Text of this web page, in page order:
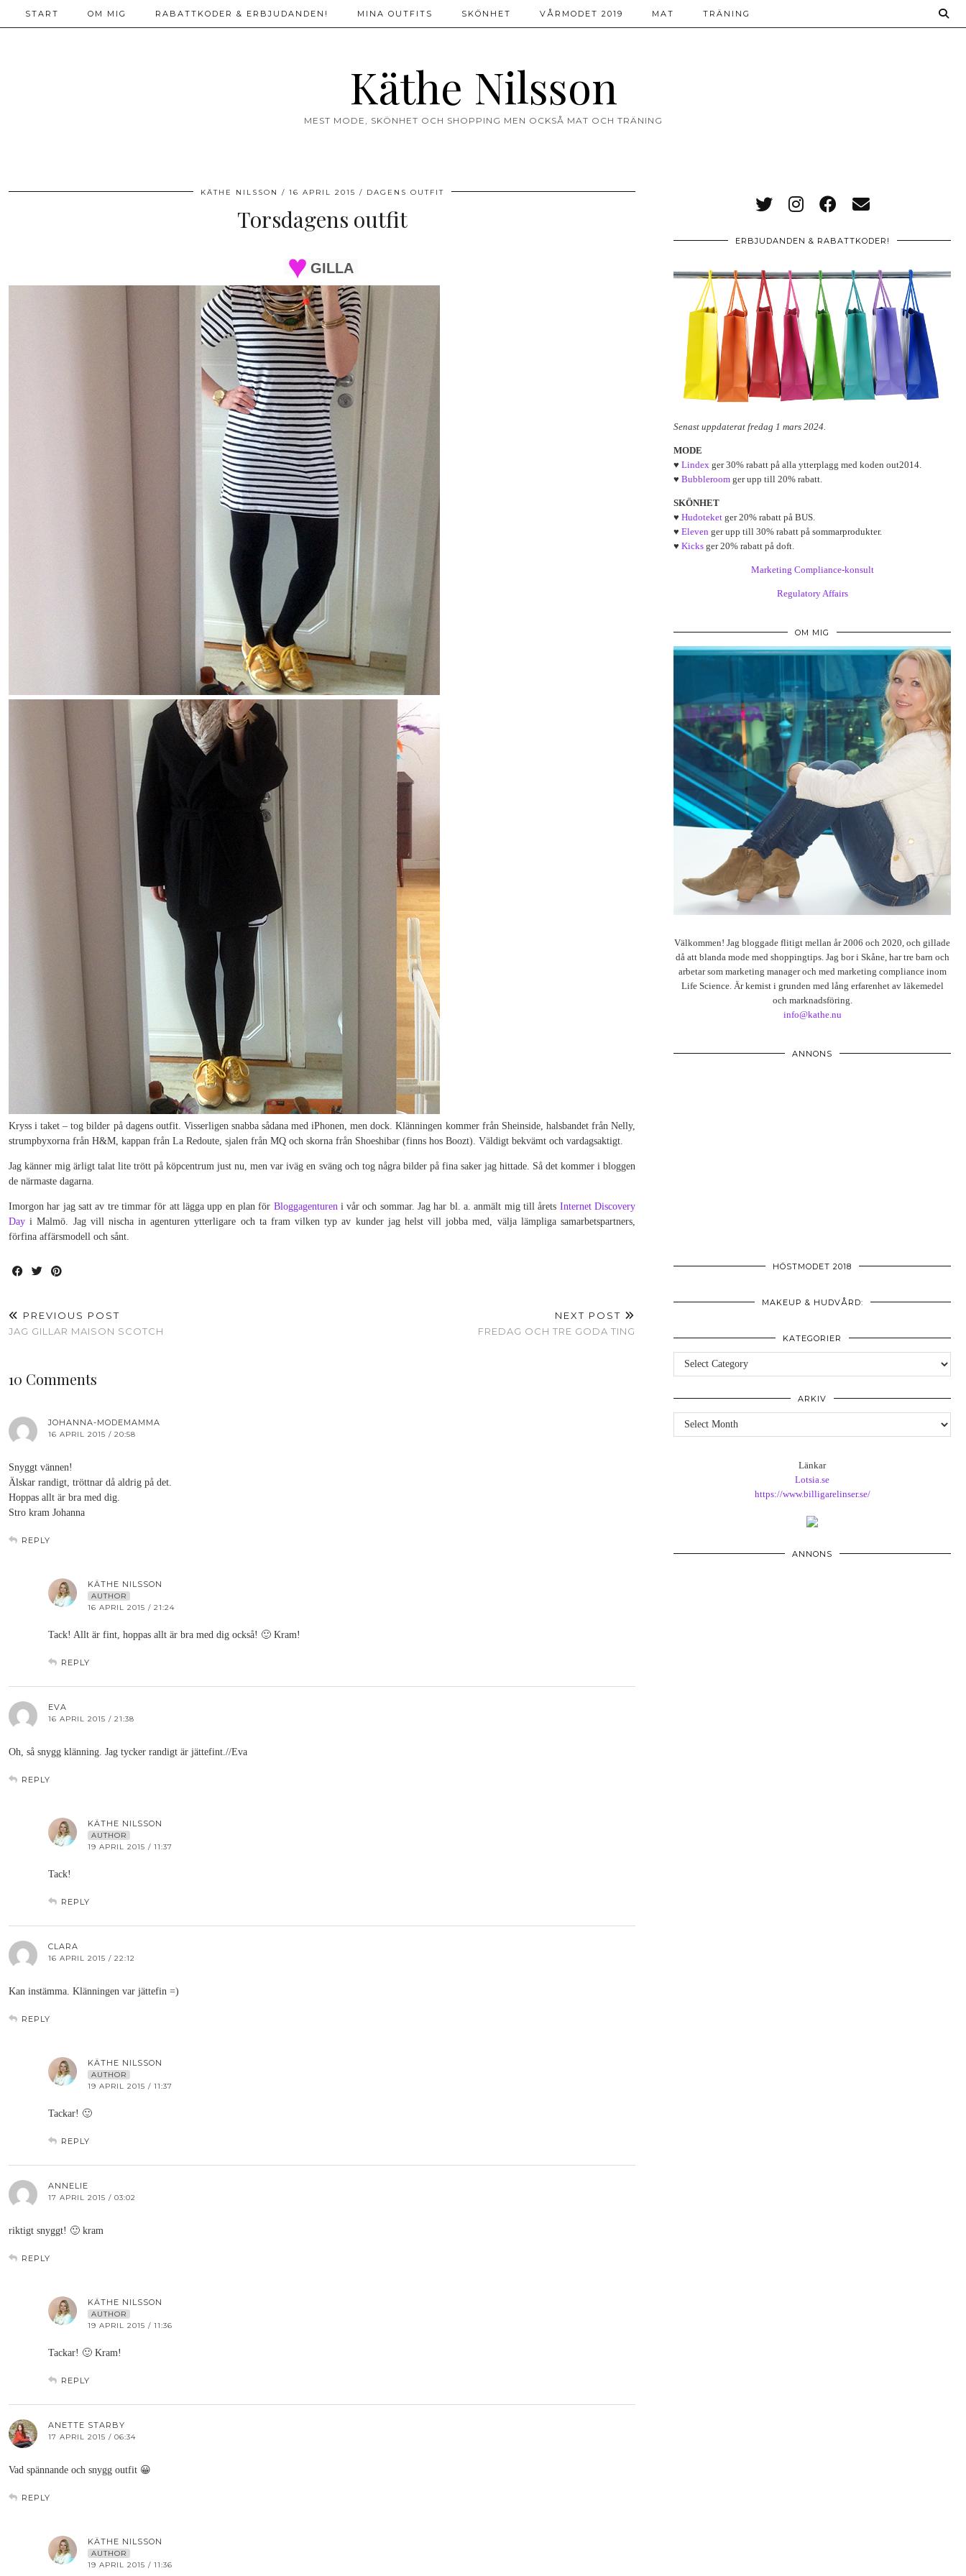
Käthe Nilsson
MEST MODE, SKÖNHET OCH SHOPPING MEN OCKSÅ MAT OCH TRÄNING
START OM MIG RABATTKODER & ERBJUDANDEN! MINA OUTFITS SKÖNHET VÅRMODET 2019 MAT TRÄNING
KÄTHE NILSSON 16 APRIL 2015 DAGENS OUTFIT
Torsdagens outfit
GILLA
Kryss i taket – tog bilder på dagens outfit. Visserligen snabba sådana med iPhonen, men dock. Klänningen kommer från Sheinside, halsbandet från Nelly,
strumpbyxorna från H&M, kappan från La Redoute, sjalen från MQ och skorna från Shoeshibar (finns hos Boozt). Väldigt bekvämt och vardagsaktigt.
Jag känner mig ärligt talat lite trött på köpcentrum just nu, men var iväg en sväng och tog några bilder på fina saker jag hittade. Så det kommer i bloggen
de närmaste dagarna.
Imorgon har jag satt av tre timmar för att lägga upp en plan för Bloggagentureni vår och sommar. Jag har bl. a. anmält mig till årets Internet Discovery
Day i Malmö. Jag vill nischa in agenturen ytterligare och ta fram vilken typ av kunder jag helst vill jobba med, välja lämpliga samarbetspartners,
förfina affärsmodell och sånt.
PREVIOUS POST
JAG GILLAR MAISON SCOTCH
NEXT POST
FREDAG OCH TRE GODA TING
10 Comments
JOHANNA-MODEMAMMA
16 APRIL 2015 / 20:58
Snyggt vännen!
Älskar randigt, tröttnar då aldrig på det.
Hoppas allt är bra med dig.
Stro kram Johanna
REPLY
KÄTHE NILSSON
AUTHOR
16 APRIL 2015 / 21:24
Tack! Allt är fint, hoppas allt är bra med dig också! 🙂 Kram!
REPLY
EVA
16 APRIL 2015 / 21:38
Oh, så snygg klänning. Jag tycker randigt är jättefint.//Eva
REPLY
KÄTHE NILSSON
AUTHOR
19 APRIL 2015 / 11:37
Tack!
REPLY
CLARA
16 APRIL 2015 / 22:12
Kan instämma. Klänningen var jättefin =)
REPLY
KÄTHE NILSSON
AUTHOR
19 APRIL 2015 / 11:37
Tackar! 🙂
REPLY
ANNELIE
17 APRIL 2015 / 03:02
riktigt snyggt! 🙂 kram
REPLY
KÄTHE NILSSON
AUTHOR
19 APRIL 2015 / 11:36
Tackar! 🙂 Kram!
REPLY
ANETTE STARBY
17 APRIL 2015 / 06:34
Vad spännande och snygg outfit 😀
REPLY
KÄTHE NILSSON
AUTHOR
19 APRIL 2015 / 11:36
ERBJUDANDEN & RABATTKODER!
Senast uppdaterat fredag 1 mars 2024.
MODE
♥ Lindex ger 30% rabatt på alla ytterplagg med koden out2014.
♥ Bubbleroom ger upp till 20% rabatt.
SKÖNHET
♥ Hudoteket ger 20% rabatt på BUS.
♥ Eleven ger upp till 30% rabatt på sommarprodukter.
♥ Kicks ger 20% rabatt på doft.
Marketing Compliance-konsult
Regulatory Affairs
OM MIG
Välkommen! Jag bloggade flitigt mellan år 2006 och 2020, och gillade
då att blanda mode med shoppingtips. Jag bor i Skåne, har tre barn och
arbetar som marketing manager och med marketing compliance inom
Life Science. Är kemist i grunden med lång erfarenhet av läkemedel
och marknadsföring.
info@kathe.nu
ANNONS
HÖSTMODET 2018
MAKEUP & HUDVÅRD:
KATEGORIER
Kategorier
ARKIV
Arkiv
Länkar
Lotsia.se
https://www.billigarelinser.se/
ANNONS